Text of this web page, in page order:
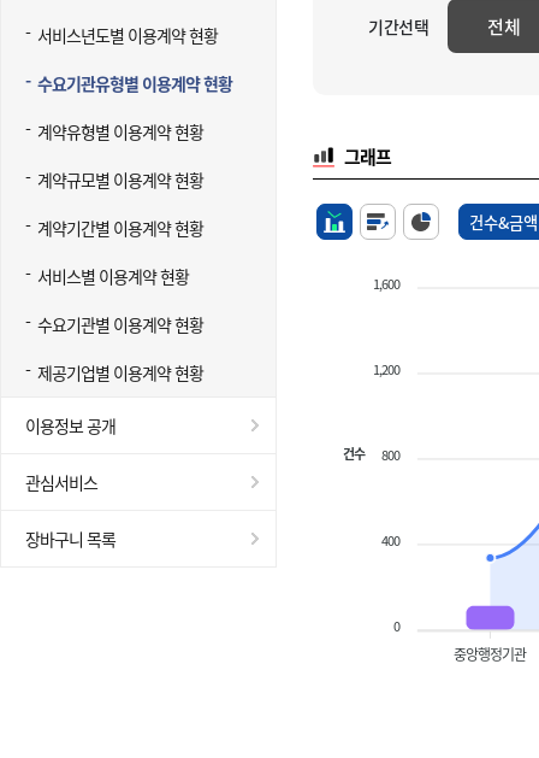
서비스년도별 이용계약 현황
수요기관유형별 이용계약 현황
계약유형별 이용계약 현황
계약규모별 이용계약 현황
계약기간별 이용계약 현황
서비스별 이용계약 현황
수요기관별 이용계약 현황
제공기업별 이용계약 현황
이용정보 공개
관심서비스
장바구니 목록
기간선택 전체
그래프
건수&금액
1,600
1,200
800
400
0
건수
중앙행정기관